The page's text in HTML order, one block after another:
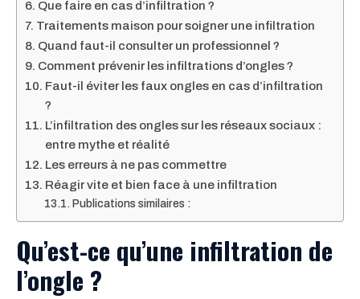
Que faire en cas d’infiltration ?
Traitements maison pour soigner une infiltration
Quand faut-il consulter un professionnel ?
Comment prévenir les infiltrations d’ongles ?
Faut-il éviter les faux ongles en cas d’infiltration
?
L’infiltration des ongles sur les réseaux sociaux :
entre mythe et réalité
Les erreurs à ne pas commettre
Réagir vite et bien face à une infiltration
Publications similaires :
Qu’est-ce qu’une infiltration de
l’ongle ?